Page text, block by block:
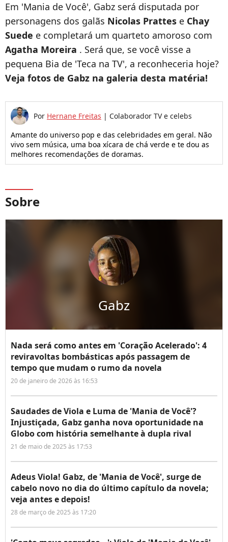
Em 'Mania de Você', Gabz será disputada por
personagens dos galãs Nicolas Prattes e Chay
Suede e completará um quarteto amoroso com
Agatha Moreira . Será que, se você visse a
pequena Bia de 'Teca na TV', a reconheceria hoje?
Veja fotos de Gabz na galeria desta matéria!
Por Hernane Freitas | Colaborador TV e celebs
Amante do universo pop e das celebridades em geral. Não
vivo sem música, uma boa xícara de chá verde e te dou as
melhores recomendações de doramas.
Sobre
Gabz
Nada será como antes em 'Coração Acelerado': 4
reviravoltas bombásticas após passagem de
tempo que mudam o rumo da novela
20 de janeiro de 2026 às 16:53
Saudades de Viola e Luma de 'Mania de Você'?
Injustiçada, Gabz ganha nova oportunidade na
Globo com história semelhante à dupla rival
21 de maio de 2025 às 17:53
Adeus Viola! Gabz, de 'Mania de Você', surge de
cabelo novo no dia do último capítulo da novela;
veja antes e depois!
28 de março de 2025 às 17:20